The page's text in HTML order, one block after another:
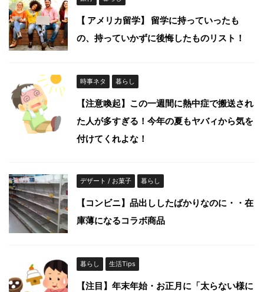
【 アメリカ留学】 留学に持っていったも
の、持っていかずに後悔したものリスト！
時事ネタ 暮らし
【注意喚起】この一週間に熱中症で搬送され
た人が多すぎる！今年の夏もヤバィから気を
付けてくれよな！
デザート / お菓子 暮らし
【コンビニ】品出ししたばかりなのに・・在
庫薄になるコラボ商品
暮らし 生活Tips
【注目】年末年始・お正月に「太らない様に